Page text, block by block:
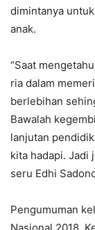
dimintanya
anak.
“Saat
ria dalam
berlebihan
Bawalah
lanjutan
kita hadapi. Jadi
seru Edhi
Pengumuman